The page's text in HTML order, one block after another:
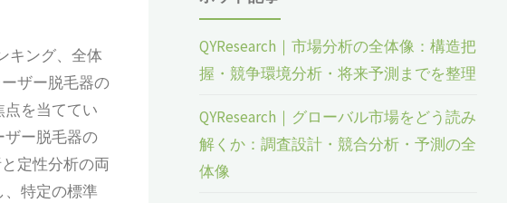
キング、全体
ザー脱毛器の
を当ててい
ー脱毛器の
定性分析の両
特定の標準
QYResearch｜市場分析の全体像：構造把
握・競争環境分析・将来予測までを整理
QYResearch｜グローバル市場をどう読み
解くか：調査設計・競合分析・予測の全
体像